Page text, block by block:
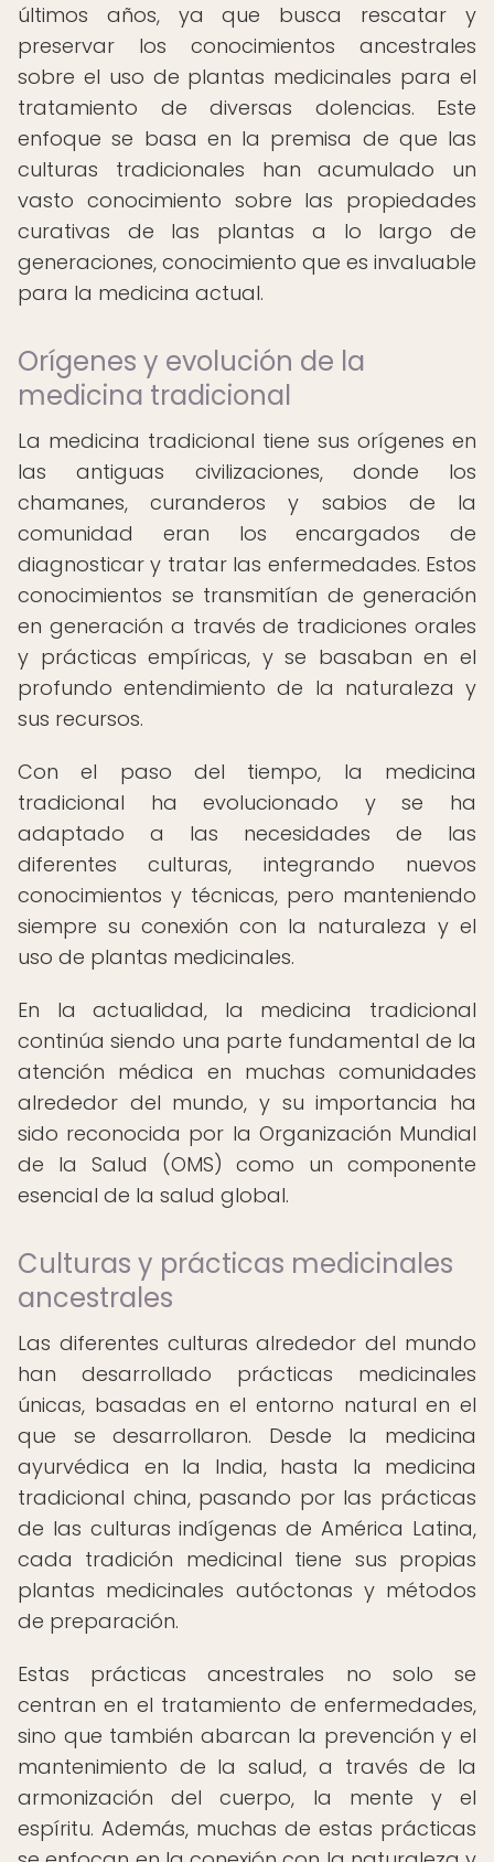
últimos años, ya que busca rescatar y
preservar los conocimientos ancestrales
sobre el uso de plantas medicinales para el
tratamiento de diversas dolencias. Este
enfoque se basa en la premisa de que las
culturas tradicionales han acumulado un
vasto conocimiento sobre las propiedades
curativas de las plantas a lo largo de
generaciones, conocimiento que es invaluable
para la medicina actual.
Orígenes y evolución de la
medicina tradicional
La medicina tradicional tiene sus orígenes en
las antiguas civilizaciones, donde los
chamanes, curanderos y sabios de la
comunidad eran los encargados de
diagnosticar y tratar las enfermedades. Estos
conocimientos se transmitían de generación
en generación a través de tradiciones orales
y prácticas empíricas, y se basaban en el
profundo entendimiento de la naturaleza y
sus recursos.
Con el paso del tiempo, la medicina
tradicional ha evolucionado y se ha
adaptado a las necesidades de las
diferentes culturas, integrando nuevos
conocimientos y técnicas, pero manteniendo
siempre su conexión con la naturaleza y el
uso de plantas medicinales.
En la actualidad, la medicina tradicional
continúa siendo una parte fundamental de la
atención médica en muchas comunidades
alrededor del mundo, y su importancia ha
sido reconocida por la Organización Mundial
de la Salud (OMS) como un componente
esencial de la salud global.
Culturas y prácticas medicinales
ancestrales
Las diferentes culturas alrededor del mundo
han desarrollado prácticas medicinales
únicas, basadas en el entorno natural en el
que se desarrollaron. Desde la medicina
ayurvédica en la India, hasta la medicina
tradicional china, pasando por las prácticas
de las culturas indígenas de América Latina,
cada tradición medicinal tiene sus propias
plantas medicinales autóctonas y métodos
de preparación.
Estas prácticas ancestrales no solo se
centran en el tratamiento de enfermedades,
sino que también abarcan la prevención y el
mantenimiento de la salud, a través de la
armonización del cuerpo, la mente y el
espíritu. Además, muchas de estas prácticas